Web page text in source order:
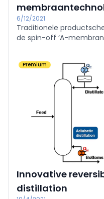
6/12/2021
Traditionele
de spin-off ‘A-
membraantechnologie
uitstoot sterk kan
Premium
Innovative
distillation